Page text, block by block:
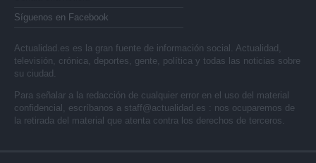
Síguenos en Facebook
Actualidad.es es la gran fuente de información social. Actualidad,
televisión, crónica, deportes, gente, política y todas las noticias sobre
su ciudad.
Para señalar a la redacción de cualquier error en el uso del material
confidencial, escríbanos a staff@actualidad.es : nos ocuparemos de
la retirada del material que atenta contra los derechos de terceros.